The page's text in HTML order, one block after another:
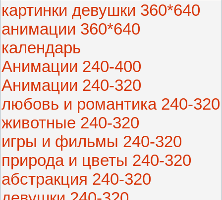
картинки девушки 360*640
анимации 360*640
календарь
Анимации 240-400
Анимации 240-320
любовь и романтика 240-320
животные 240-320
игры и фильмы 240-320
природа и цветы 240-320
абстракция 240-320